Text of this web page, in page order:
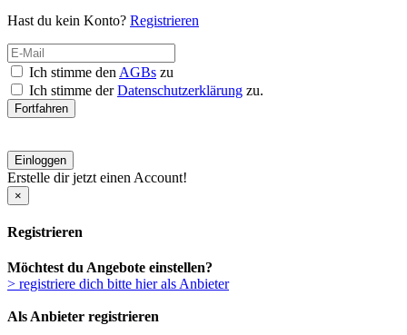
Hast du kein Konto? Registrieren
Ich stimme den AGBs zu
Ich stimme derDatenschutzerklärung zu.
Fortfahren
Einloggen
Erstelle dir jetzt einen Account!
×
Registrieren
Möchtest du Angebote einstellen?
> registriere dich bitte hier als Anbieter
Als Anbieter registrieren